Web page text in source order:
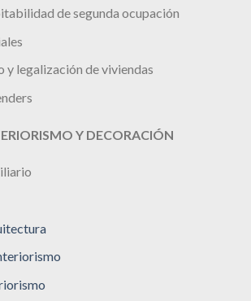
de segunda ocupación
y legalización de viviendas
Y DECORACIÓN